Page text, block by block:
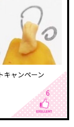
キャンペーン
6